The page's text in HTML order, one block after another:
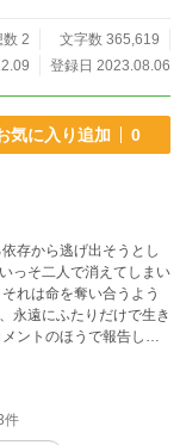
にほんのちょっとだけ
の話数を減らした改訂
の加筆修正はしており
※作者が適当
ッコミはご遠慮頂ければ
際には、コメント欄など
要素あり」タグを追加
数 2
文字数 365,619
登録日 2023.08.06
気に入り追加 0
存から逃げ出そうとし
っそ二人で消えてしまい
れは命を奪い合うよう
永遠にふたりだけで生き
件